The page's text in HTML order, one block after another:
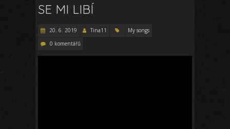
SE MI LIBÍ
20. 6. 2019 Tina11
My songs
0 komentářů